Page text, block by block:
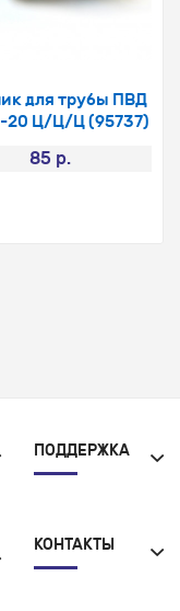
для трубы ПВД
20 Ц/Ц/Ц (95737)
85 р.
ПОДДЕРЖКА
КОНТАКТЫ